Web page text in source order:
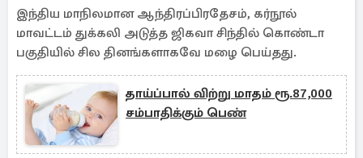
இந்திய மாநிலமான ஆந்திரப்பிரதேசம், கர்நூல்
மாவட்டம் துக்கலி அடுத்த ஜிகவா சிந்தில் கொண்டா
பகுதியில் சில தினங்களாகவே மழை பெய்தது.
தாய்ப்பால் விற்று மாதம் ரூ.87,000
சம்பாதிக்கும் பெண்